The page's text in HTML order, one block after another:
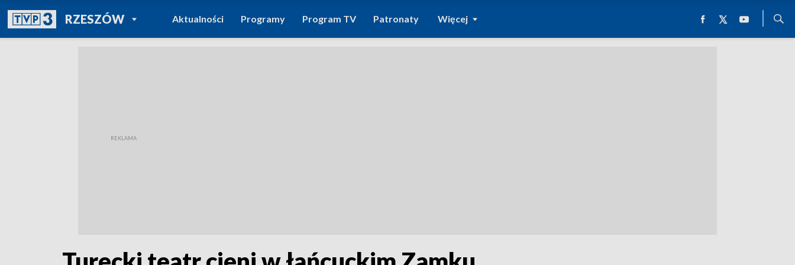
RZESZÓWPOWRÓT DO
TVP REGIONY
Aktualności Programy Program TV Patronaty Więcej